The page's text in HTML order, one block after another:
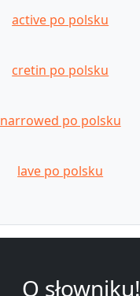
active po polsku
cretin po polsku
narrowed po polsku
lave po polsku
O słowniku!